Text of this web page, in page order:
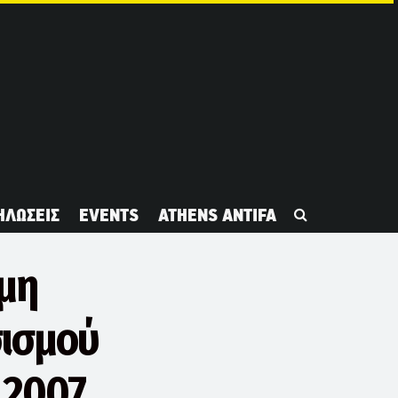
EVENTS ATHENS ANTIFA